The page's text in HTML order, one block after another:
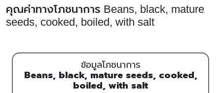
คุณค่าทางโภชนาการ Beans, black, mature
seeds, cooked, boiled, with salt
ข้อมูลโภชนาการ
Beans, black, mature seeds, cooked,
boiled, with salt